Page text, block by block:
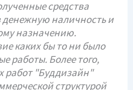
средства
наличность и
назначению.
каких бы то ни было
работы. Более того,
работ "Буддизайн"
структурой